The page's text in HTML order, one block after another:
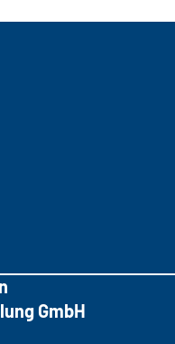
GmbH